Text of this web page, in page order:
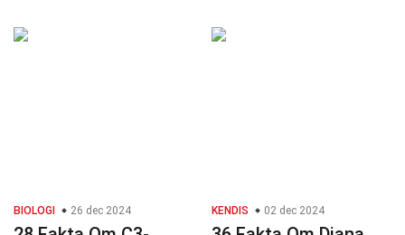
BIOLOGI 26 dec 2024 KENDIS 02 dec 2024